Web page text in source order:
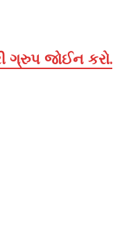
ગ્રુપ જોઈન કરો.